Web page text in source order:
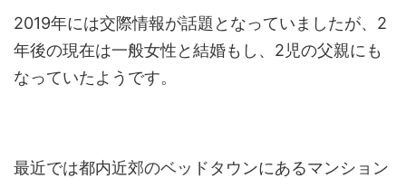
2019年には交際情報が話題となっていましたが、2
年後の現在は一般女性と結婚もし、2児の父親にも
なっていたようです。
最近では都内近郊のベッドタウンにあるマンション